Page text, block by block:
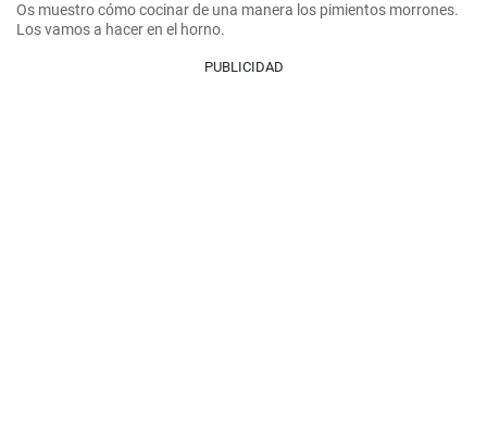
Os muestro cómo cocinar de una manera los pimientos morrones.
Los vamos a hacer en el horno.
PUBLICIDAD